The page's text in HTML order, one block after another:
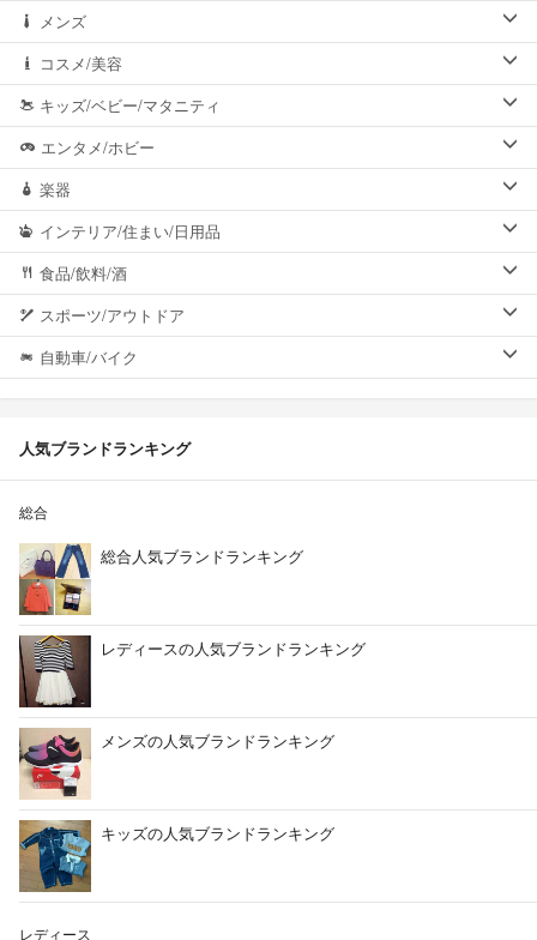
メンズ
コスメ/美容
キッズ/ベビー/マタニティ
エンタメ/ホビー
楽器
インテリア/住まい/日用品
食品/飲料/酒
スポーツ/アウトドア
自動車/バイク
人気ブランドランキング
総合
総合人気ブランドランキング
レディースの人気ブランドランキング
メンズの人気ブランドランキング
キッズの人気ブランドランキング
レディース